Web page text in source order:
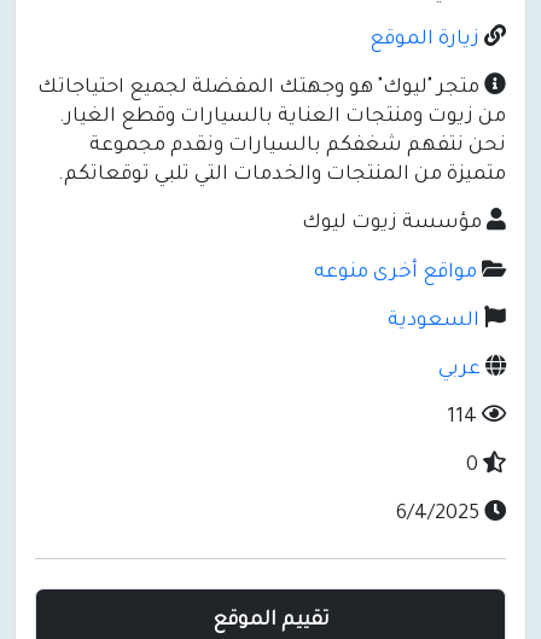
زيارة الموقع
متجر "ليوك" هو وجهتك المفضلة لجميع احتياجاتك
من زيوت ومنتجات العناية بالسيارات وقطع الغيار.
نحن نتفهم شغفكم بالسيارات ونقدم مجموعة
متميزة من المنتجات والخدمات التي تلبي توقعاتكم.
مؤسسة زيوت ليوك
مواقع أخرى منوعه
السعودية
عربي
تقييم الموقع